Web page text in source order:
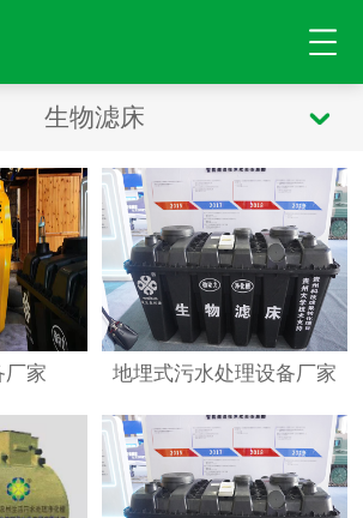
生物滤床
厂家 地埋式污水处理设备厂家